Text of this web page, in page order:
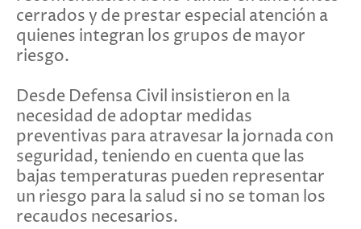
cerrados y de prestar especial atención a
quienes integran los grupos de mayor
riesgo.
Desde Defensa Civil insistieron en la
necesidad de adoptar medidas
preventivas para atravesar la jornada con
seguridad, teniendo en cuenta que las
bajas temperaturas pueden representar
un riesgo para la salud si no se toman los
recaudos necesarios.